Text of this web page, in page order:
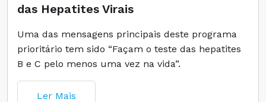
das Hepatites Virais
Uma das mensagens principais deste programa
prioritário tem sido “Façam o teste das hepatites
B e C pelo menos uma vez na vida”.
Ler Mais